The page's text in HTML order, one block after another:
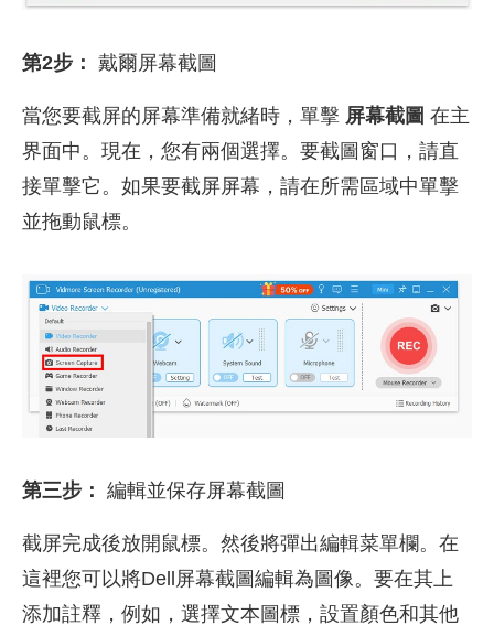
第2步： 戴爾屏幕截圖
當您要截屏的屏幕準備就緒時，單擊 屏幕截圖 在主
界面中。現在，您有兩個選擇。要截圖窗口，請直
接單擊它。如果要截屏屏幕，請在所需區域中單擊
並拖動鼠標。
第三步： 編輯並保存屏幕截圖
截屏完成後放開鼠標。然後將彈出編輯菜單欄。在
這裡您可以將Dell屏幕截圖編輯為圖像。要在其上
添加註釋，例如，選擇文本圖標，設置顏色和其他